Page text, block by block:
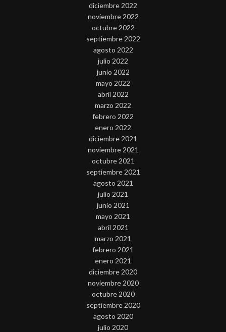
diciembre 2022
noviembre 2022
octubre 2022
septiembre 2022
agosto 2022
julio 2022
junio 2022
mayo 2022
abril 2022
marzo 2022
febrero 2022
enero 2022
diciembre 2021
noviembre 2021
octubre 2021
septiembre 2021
agosto 2021
julio 2021
junio 2021
mayo 2021
abril 2021
marzo 2021
febrero 2021
enero 2021
diciembre 2020
noviembre 2020
octubre 2020
septiembre 2020
agosto 2020
julio 2020